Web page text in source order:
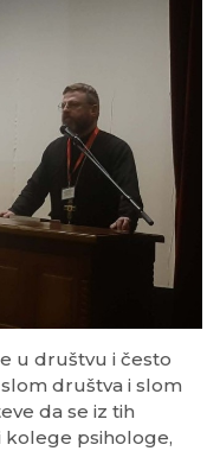
u društvu i često
društva i slom
da se iz tih
kolege psihologe,